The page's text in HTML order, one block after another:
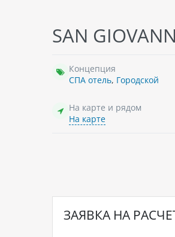
SAN
Концепция
СПА отель, Городской
На карте и рядом
На карте
ЗАЯВКА НА